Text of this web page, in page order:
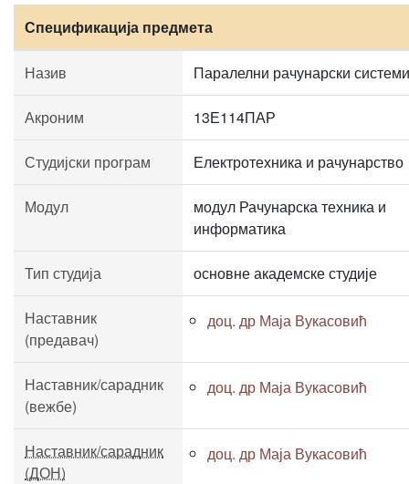
Спецификација предмета
Назив Паралелни рачунарски системи
Акроним 13Е114ПАР
Студијски програм Електротехника и рачунарство
Модул
модул Рачунарска техника и
информатика
Тип студија основне академске студије
Наставник
(предавач)
доц. др Маја Вукасовић
Наставник/сарадник
(вежбе)
доц. др Маја Вукасовић
Наставник/сарадник
(ДОН)
доц. др Маја Вукасовић